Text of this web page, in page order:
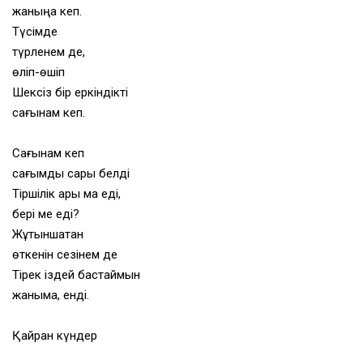
жаныңа кеп.
Түсімде
түрленем де,
өліп-өшіп
Шексіз бір еркіндікті
сағынам кеп.
Сағынам кеп
сағымды сары белді
Тіршілік ары ма еді,
бері ме еді?
Жұтқыншақтан
өткенін сезінем де
Тірек іздей бастаймын
жаныма, енді.
Қайран күндер